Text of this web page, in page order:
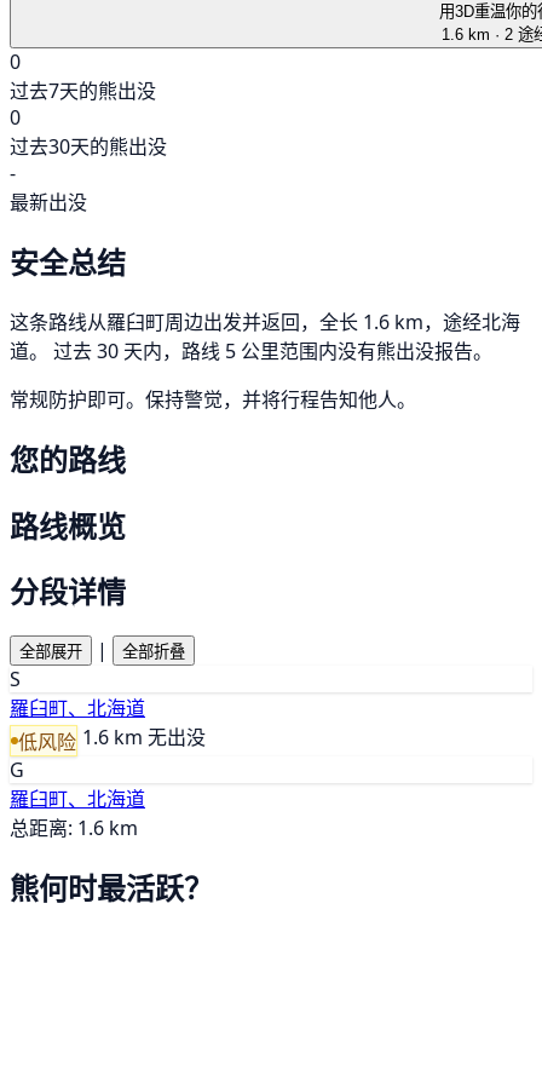
用3D重温你的
1.6 km · 2 途
0
过去7天的熊出没
0
过去30天的熊出没
-
最新出没
安全总结
这条路线从羅臼町周边出发并返回，全长 1.6 km，途经北海
道。 过去 30 天内，路线 5 公里范围内没有熊出没报告。
常规防护即可。保持警觉，并将行程告知他人。
您的路线
路线概览
分段详情
全部展开 | 全部折叠
S
羅臼町、北海道
低风险 1.6 km 无出没
G
羅臼町、北海道
总距离: 1.6 km
熊何时最活跃？